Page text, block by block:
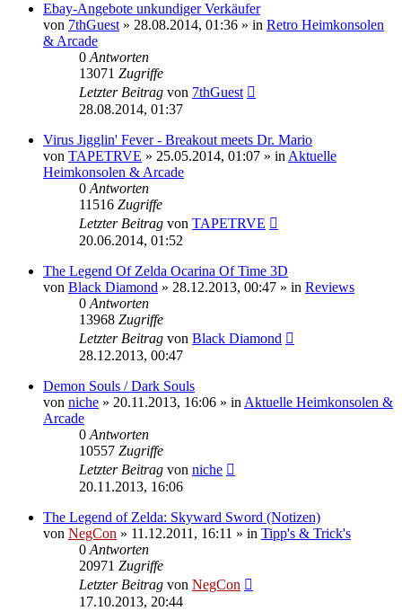
Ebay-Angebote unkundiger Verkäufer
von 7thGuest» 28.08.2014, 01:36 » in Retro Heimkonsolen
& Arcade
0Antworten
13071 Zugriffe
Letzter Beitrag von 7thGuest
28.08.2014, 01:37
Virus Jigglin' Fever - Breakout meets Dr. Mario
von TAPETRVE » 25.05.2014, 01:07 » inAktuelle
Heimkonsolen & Arcade
0Antworten
11516 Zugriffe
Letzter Beitrag von TAPETRVE
20.06.2014, 01:52
The Legend Of Zelda Ocarina Of Time 3D
von Black Diamond » 28.12.2013, 00:47 » in Reviews
0Antworten
13968 Zugriffe
Letzter Beitrag von Black Diamond
28.12.2013, 00:47
Demon Souls / Dark Souls
von niche » 20.11.2013, 16:06 » inAktuelle Heimkonsolen &
Arcade
0Antworten
10557 Zugriffe
Letzter Beitrag von niche
20.11.2013, 16:06
The Legend of Zelda: Skyward Sword (Notizen)
von NegCon » 11.12.2011, 16:11 » in Tipp's & Trick's
0Antworten
20971 Zugriffe
Letzter Beitrag von NegCon
17.10.2013, 20:44